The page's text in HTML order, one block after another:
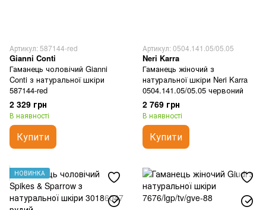
Артикул: 587144-red
Gianni Conti
Гаманець чоловічий Gianni
Conti з натуральної шкіри
587144-red
2 329 грн
В наявності
Купити
Артикул: 0504.141.05/05.05
Neri Karra
Гаманець жіночий з
натуральної шкіри Neri Karra
0504.141.05/05.05 червоний
2 769 грн
В наявності
Купити
НОВИНКА